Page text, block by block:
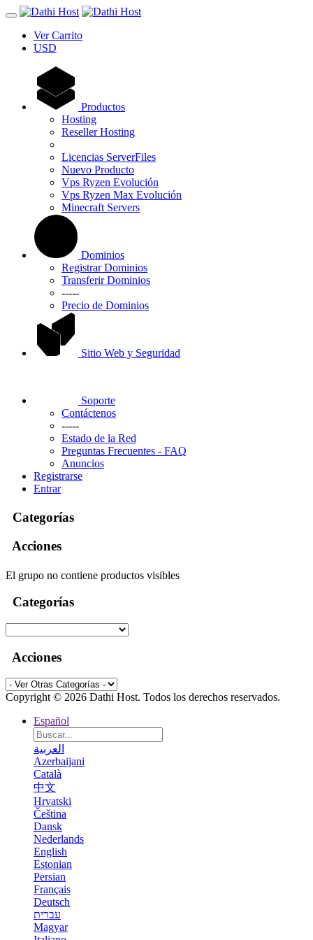
Ver Carrito
USD
Productos
Hosting
Reseller Hosting
Licencias ServerFiles
Nuevo Producto
Vps Ryzen Evolución
Vps Ryzen Max Evolución
Minecraft Servers
Dominios
Registrar Dominios
Transferir Dominios
-----
Precio de Dominios
Sitio Web y Seguridad
Soporte
Contáctenos
-----
Estado de la Red
Preguntas Frecuentes - FAQ
Anuncios
Registrarse
Entrar
Categorías
Acciones
El grupo no contiene productos visibles
Categorías
Acciones
Copyright © 2026 Dathi Host. Todos los derechos reservados.
Español
العربية
Azerbaijani
Català
中文
Hrvatski
Čeština
Dansk
Nederlands
English
Estonian
Persian
Français
Deutsch
עברית
Magyar